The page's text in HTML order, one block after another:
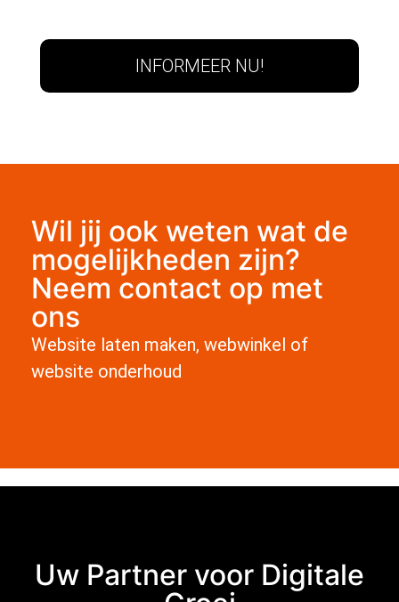
INFORMEER NU!
Wil jij ook weten wat de
mogelijkheden zijn?
Neem contact op met
ons
Website laten maken, webwinkel of
website onderhoud
Uw Partner voor Digitale